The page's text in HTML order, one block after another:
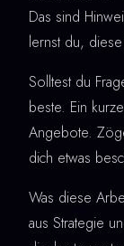
Das sind
lernst du,
Solltest du
beste. Ein
Angebote.
dich etwas
Was diese
aus Strategie